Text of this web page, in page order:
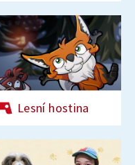
Lesní hostina